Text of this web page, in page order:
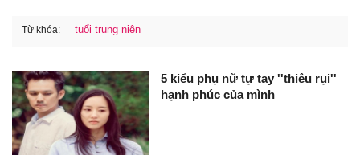
Từ khóa: tuổi trung niên
5 kiểu phụ nữ tự tay ''thiêu rụi''
hạnh phúc của mình